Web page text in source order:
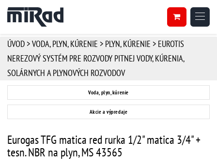
ÚVOD >VODA, PLYN, KÚRENIE > PLYN, KÚRENIE > EUROTIS
NEREZOVÝ SYSTÉM PRE ROZVODY PITNEJ VODY, KÚRENIA,
SOLÁRNYCH A PLYNOVÝCH ROZVODOV
Voda, plyn, kúrenie
Akcie a výpredaje
Eurogas TFG matica red rurka 1/2" matica 3/4" +
tesn. NBR na plyn, MS 43565